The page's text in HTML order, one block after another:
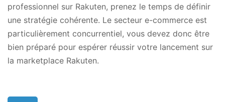
professionnel sur Rakuten, prenez le temps de définir
une stratégie cohérente. Le secteur e-commerce est
particulièrement concurrentiel, vous devez donc être
bien préparé pour espérer réussir votre lancement sur
la marketplace Rakuten.